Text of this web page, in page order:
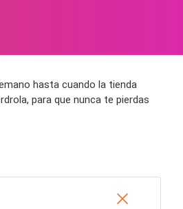
hasta cuando la tienda
para que nunca te pierdas